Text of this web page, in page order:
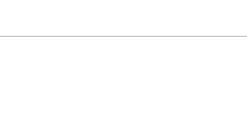
There are a few different